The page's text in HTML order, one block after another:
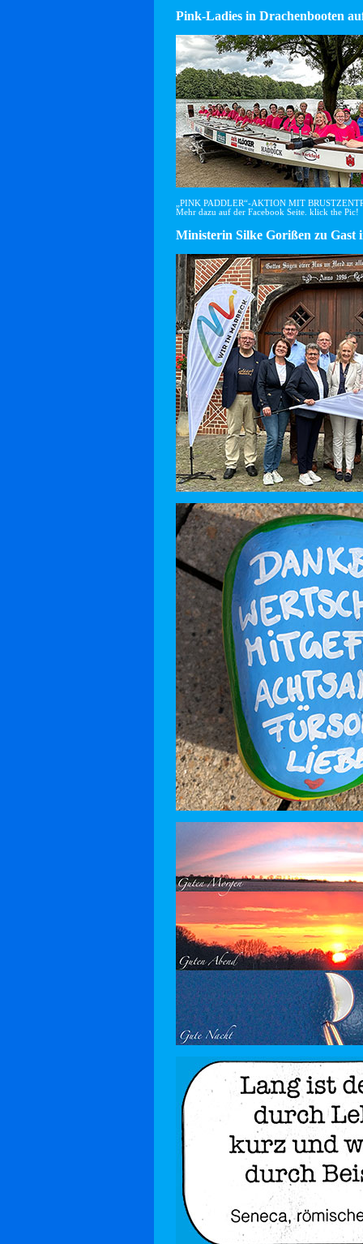
Pink-Ladies in Drachenbooten
„PINK PADDLER“-AKTION MIT
Mehr dazu auf der Facebook Seite. klick the Pic!
Ministerin Silke Gorißen zu Gast